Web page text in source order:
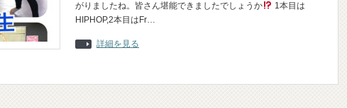
がりましたね。皆さん堪能できましたでしょうか
1本目は
HIPHOP,2本目はFr…
詳細を見る